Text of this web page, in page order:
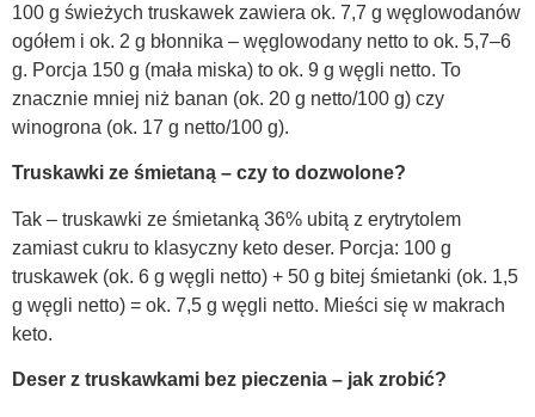
100 g świeżych truskawek zawiera ok. 7,7 g węglowodanów
ogółem i ok. 2 g błonnika – węglowodany netto to ok. 5,7–6
g. Porcja 150 g (mała miska) to ok. 9 g węgli netto. To
znacznie mniej niż banan (ok. 20 g netto/100 g) czy
winogrona (ok. 17 g netto/100 g).
Truskawki ze śmietaną – czy to dozwolone?
Tak – truskawki ze śmietanką 36% ubitą z erytrytolem
zamiast cukru to klasyczny keto deser. Porcja: 100 g
truskawek (ok. 6 g węgli netto) + 50 g bitej śmietanki (ok. 1,5
g węgli netto) = ok. 7,5 g węgli netto. Mieści się w makrach
keto.
Deser z truskawkami bez pieczenia – jak zrobić?